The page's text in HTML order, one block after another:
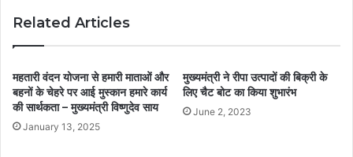
Related Articles
महतारी वंदन योजना से हमारी माताओं और
बहनों के चेहरे पर आई मुस्कान हमारे कार्य
की सार्थकता – मुख्यमंत्री विष्णुदेव साय
January 13, 2025
मुख्यमंत्री ने रीपा उत्पादों की बिक्री के
लिए चैट बोट का किया शुभारंभ
June 2, 2023